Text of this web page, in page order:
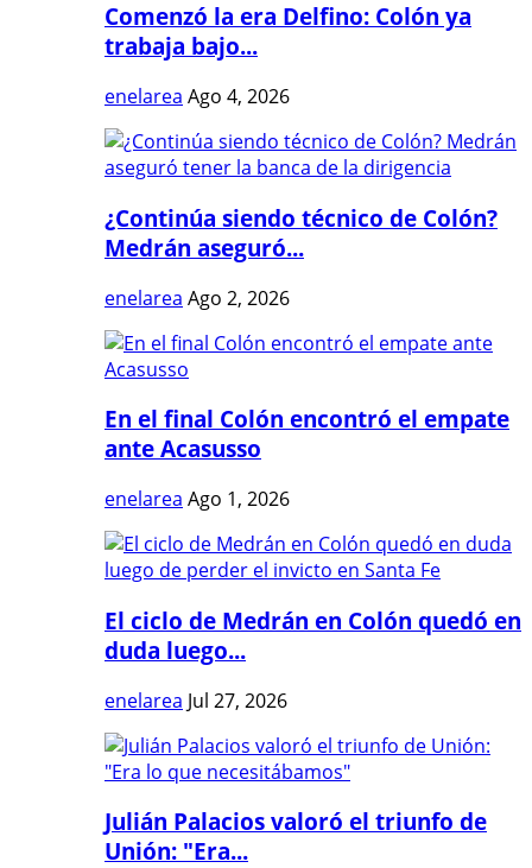
Comenzó la era Delfino: Colón ya
trabaja bajo...
enelarea Ago 4, 2026
¿Continúa siendo técnico de Colón?
Medrán aseguró...
enelarea Ago 2, 2026
En el final Colón encontró el empate
ante Acasusso
enelarea Ago 1, 2026
El ciclo de Medrán en Colón quedó en
duda luego...
enelarea Jul 27, 2026
Julián Palacios valoró el triunfo de
Unión: "Era...